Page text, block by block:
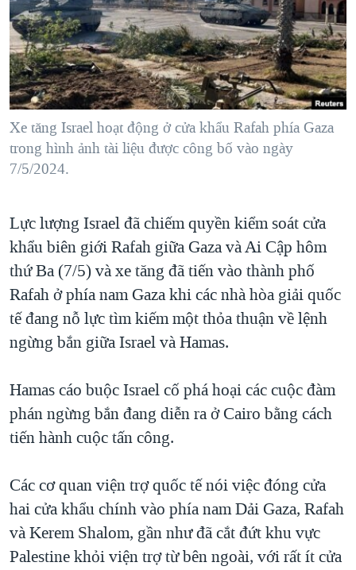
"Tìm"NGƯỜI VIỆT HẢI NGOẠI
ĐỜI SỐNG
KINH TẾ
KHOA HỌC
SỨC KHOẺ
VĂN HOÁ
GIÁO DỤC
TẠI
HÀNH TRÌNH BẦU CỬ 2024
MỘT NĂM CHIẾN TRANH TẠI DẢI GAZA
GIẢI MÃ VÀNH ĐAI & CON ĐƯỜNG
TRỊNH VĨNH BÌNH - NGƯỜI HẠ 'BÊN THẮNG CUỘC'
GROUND ZERO – XƯA VÀ NAY
CÁC GIÁ TRỊ CỘNG HÒA Ở VIỆT NAM
THƯỢNG ĐỈNH TRUMP-KIM TẠI VIỆT NAM
TRỊNH VĨNH BÌNH VS. CHÍNH PHỦ VIỆT NAM
NGƯ DÂN VIỆT VÀ LÀN SÓNG TRỘM HẢI SÂM
BÊN KIA QUỐC LỘ: TIẾNG VỌNG TỪ NÔNG THÔN MỸ
VIDEO
NGHE
MẠNG XÃ HỘI
Ngôn ngữ khác
Xe tăng Israel hoạt động ở cửa khẩu Rafah phía Gaza
trong hình ảnh tài liệu được công bố vào ngày
7/5/2024.
Lực lượng Israel đã chiếm quyền kiểm soát cửa
khẩu biên giới Rafah giữa Gaza và Ai Cập hôm
thứ Ba (7/5) và xe tăng đã tiến vào thành phố
Rafah ở phía nam Gaza khi các nhà hòa giải quốc
tế đang nỗ lực tìm kiếm một thỏa thuận về lệnh
ngừng bắn giữa Israel và Hamas.
Hamas cáo buộc Israel cố phá hoại các cuộc đàm
phán ngừng bắn đang diễn ra ở Cairo bằng cách
tiến hành cuộc tấn công.
Các cơ quan viện trợ quốc tế nói việc đóng cửa
hai cửa khẩu chính vào phía nam Dải Gaza, Rafah
và Kerem Shalom, gần như đã cắt đứt khu vực
Palestine khỏi viện trợ từ bên ngoài, với rất ít cửa